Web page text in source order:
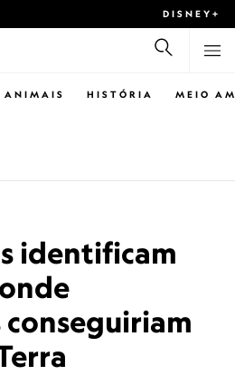
DISNEY+
ANIMAIS HISTÓRIA MEIO
identificam